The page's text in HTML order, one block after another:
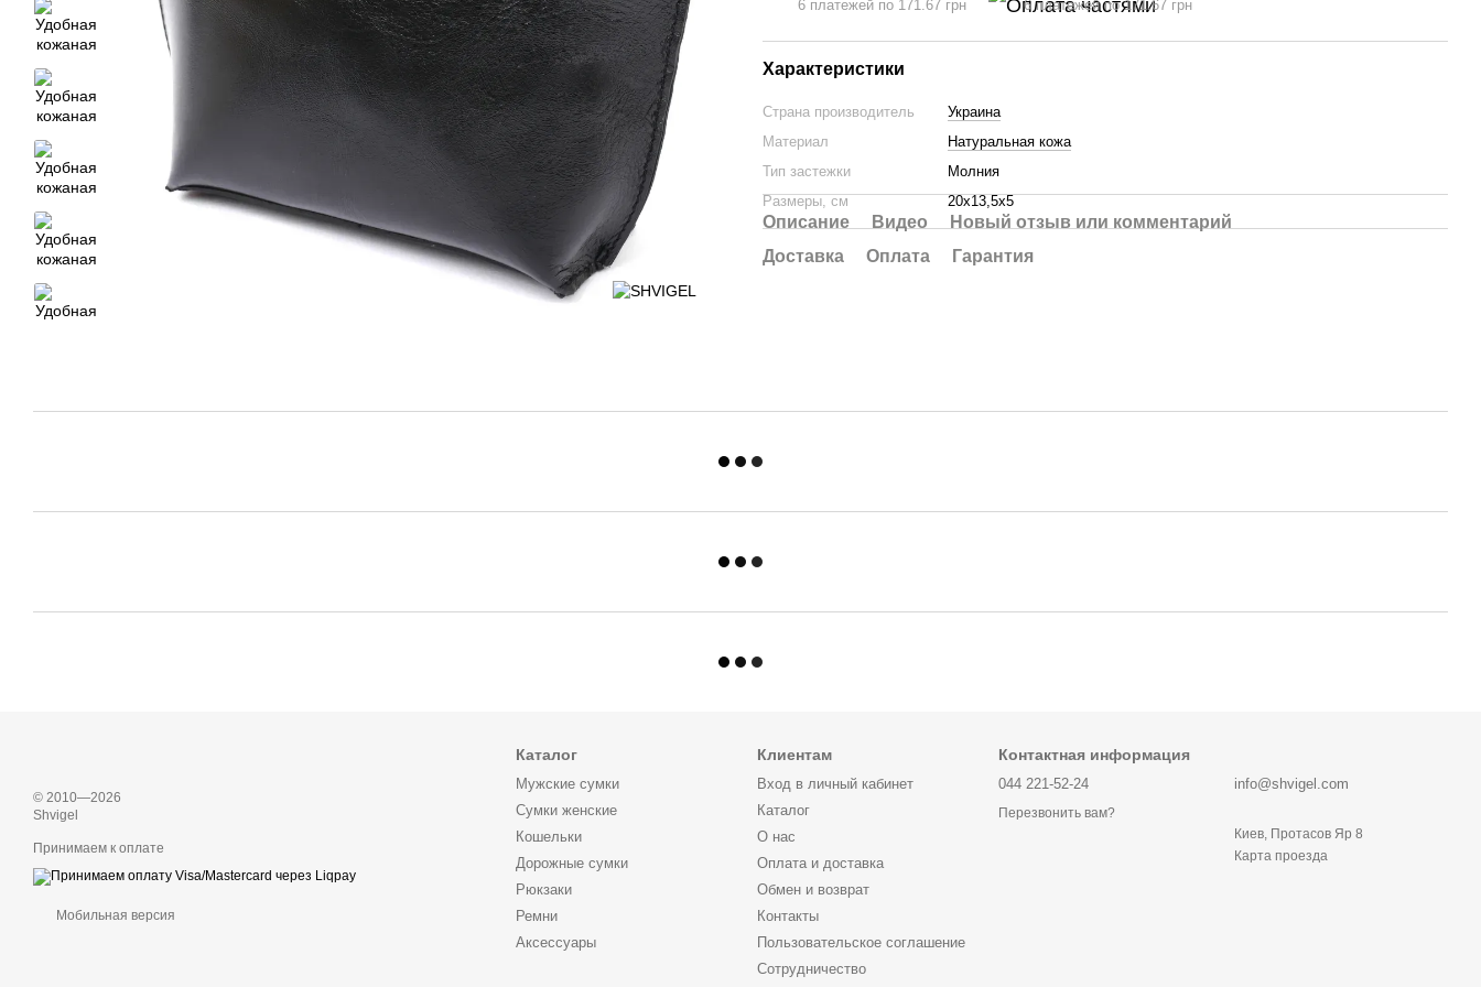
6 платежей по 171.67 грн 6 платежей по 171.67 грн
Характеристики
Страна производитель
Украина
Материал
Натуральная кожа
Тип застежки
Молния
Размеры, см
20х13,5х5
Описание Видео
Новый отзыв или комментарий
Доставка
Оплата Гарантия
© 2010—2026
Shvigel
Принимаем к оплате
Мобильная версия
Каталог
Мужские сумки
Сумки женские
Кошельки
Дорожные сумки
Рюкзаки
Ремни
Аксессуары
Клиентам
Вход в личный кабинет
Каталог
О нас
Оплата и доставка
Обмен и возврат
Контакты
Пользовательское соглашение
Сотрудничество
Контактная информация
044 221-52-24
Перезвонить вам?
info@shvigel.com
Киев, Протасов Яр 8
Карта проезда